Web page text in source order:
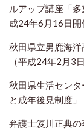
ルアップ講座「
成24年6月16日開
秋田県立男鹿海洋
（平成24年2月3
秋田県生活セン
と成年後見制度
弁護士笈川正典